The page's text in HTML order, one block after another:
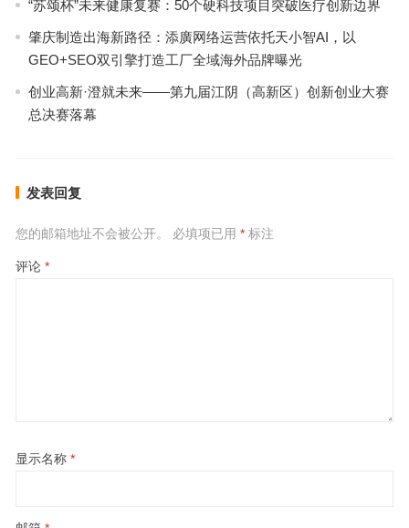
“苏颂杯”未来健康复赛：50个硬科技项目突破医疗创新边界
肇庆制造出海新路径：添廣网络运营依托天小智AI，以
GEO+SEO双引擎打造工厂全域海外品牌曝光
创业高新·澄就未来——第九届江阴（高新区）创新创业大赛
总决赛落幕
发表回复
您的邮箱地址不会被公开。 必填项已用 *标注
评论 *
显示名称 *